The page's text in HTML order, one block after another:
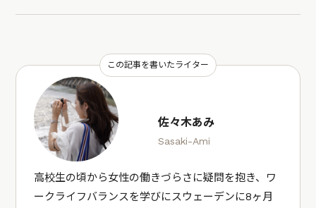
この記事を書いたライター
佐々木あみ
Sasaki-Ami
高校生の頃から女性の働きづらさに疑問を抱き、ワ
ークライフバランスを学びにスウェーデンに8ヶ月